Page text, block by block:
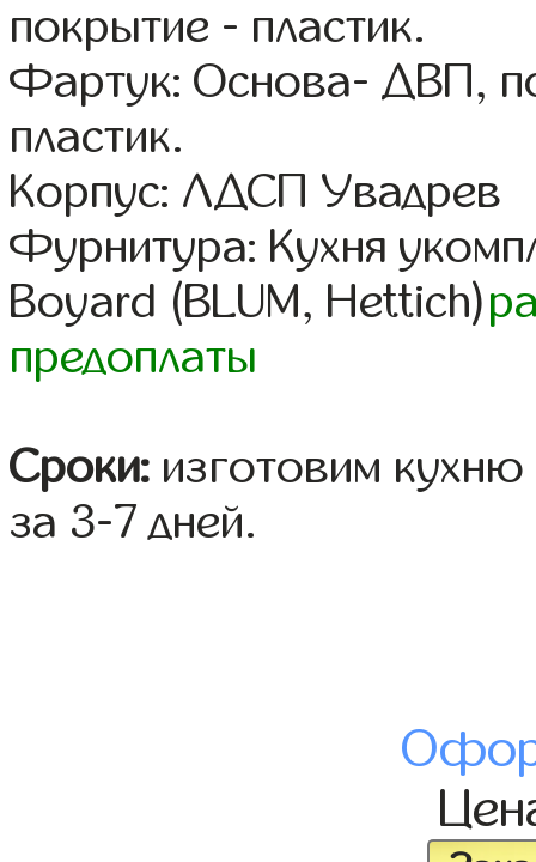
покрытие - пластик.
Фартук: Основа- ДВП,
пластик.
Корпус: ЛДСП Увадрев
Фурнитура: Кухня
Boyard (BLUM, Hettich)
предоплаты
Сроки: изготовим
за 3-7 дней.